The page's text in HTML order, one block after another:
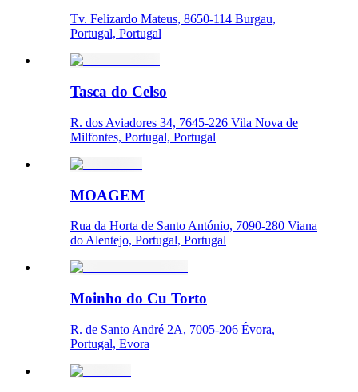
Tv. Felizardo Mateus, 8650-114 Burgau,
Portugal, Portugal
Tasca do Celso
R. dos Aviadores 34, 7645-226 Vila Nova de
Milfontes, Portugal, Portugal
MOAGEM
Rua da Horta de Santo António, 7090-280 Viana
do Alentejo, Portugal, Portugal
Moinho do Cu Torto
R. de Santo André 2A, 7005-206 Évora,
Portugal, Evora